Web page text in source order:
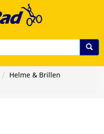
Helme & Brillen